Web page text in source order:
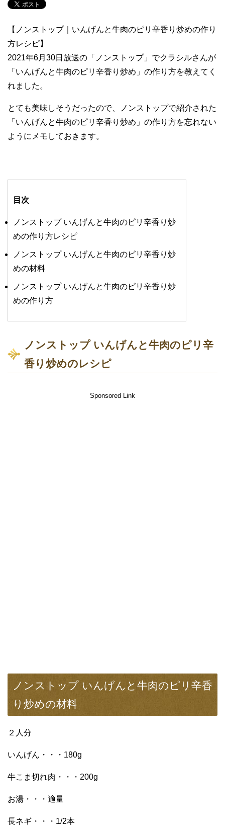
【ノンストップ｜いんげんと牛肉のピリ辛香り炒めの作り
方レシピ】
2021年6月30日放送の「ノンストップ」でクラシルさんが
「いんげんと牛肉のピリ辛香り炒め」の作り方を教えてく
れました。
とても美味しそうだったので、ノンストップで紹介された
「いんげんと牛肉のピリ辛香り炒め」の作り方を忘れない
ようにメモしておきます。
目次
ノンストップ いんげんと牛肉のピリ辛香り炒
めの作り方レシピ
ノンストップ いんげんと牛肉のピリ辛香り炒
めの材料
ノンストップ いんげんと牛肉のピリ辛香り炒
めの作り方
ノンストップ いんげんと牛肉のピリ辛
香り炒めのレシピ
Sponsored Link
ノンストップ いんげんと牛肉のピリ辛香
り炒めの材料
２人分
いんげん・・・180g
牛こま切れ肉・・・200g
お湯・・・適量
長ネギ・・・1/2本